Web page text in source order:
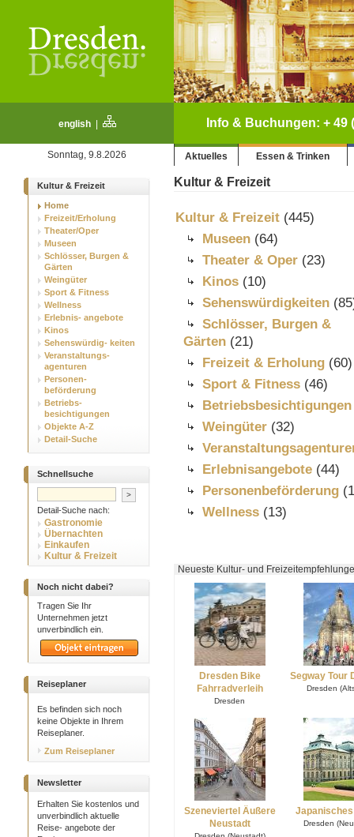
english| Info & Buchungen: + 49
Sonntag, 9.8.2026 Aktuelles Essen & Trinken
Kultur & Freizeit
Home
Freizeit/Erholung
Theater/Oper
Museen
Schlösser, Burgen &
Gärten
Weingüter
Sport & Fitness
Wellness
Erlebnis- angebote
Kinos
Sehenswürdig- keiten
Veranstaltungs-
agenturen
Personen-
beförderung
Betriebs-
besichtigungen
Objekte A-Z
Detail-Suche
Schnellsuche
Detail-Suche nach:
Gastronomie
Übernachten
Einkaufen
Kultur & Freizeit
Noch nicht dabei?
Tragen Sie Ihr
Unternehmen jetzt
unverbindlich ein.
Reiseplaner
Es befinden sich noch
keine Objekte in Ihrem
Reiseplaner.
Zum Reiseplaner
Newsletter
Erhalten Sie kostenlos und
unverbindlich aktuelle
Reise- angebote der
Kultur & Freizeit
Kultur & Freizeit (445)
Museen (64)
Theater & Oper (23)
Kinos (10)
Sehenswürdigkeiten
Schlösser, Burgen &
Gärten (21)
Freizeit & Erholung (60)
Sport & Fitness (46)
Betriebsbesichtigungen
Weingüter (32)
Erlebnisangebote (44)
Personenbeförderung
Wellness (13)
Neueste Kultur- und
Dresden Bike
Fahrradverleih
Dresden
Segway Tour
Dresden
Szeneviertel Äußere
Neustadt
Dresden